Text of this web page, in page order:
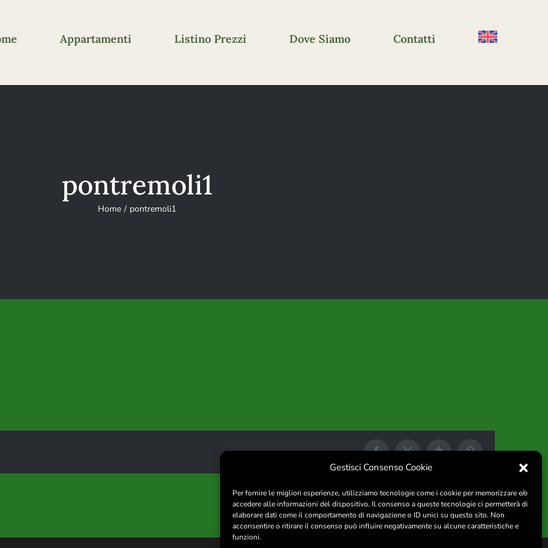
Gestisci Consenso Cookie
Per fornire le migliori esperienze, utilizziamo tecnologie come i cookie per memorizzare e/o
accedere alle informazioni del dispositivo. Il consenso a queste tecnologie ci permetterà di
elaborare dati come il comportamento di navigazione o ID unici su questo sito. Non
acconsentire o ritirare il consenso può influire negativamente su alcune caratteristiche e
funzioni.
Appartamenti Listino Prezzi Dove Siamo Contatti
pontremoli1
Home pontremoli1